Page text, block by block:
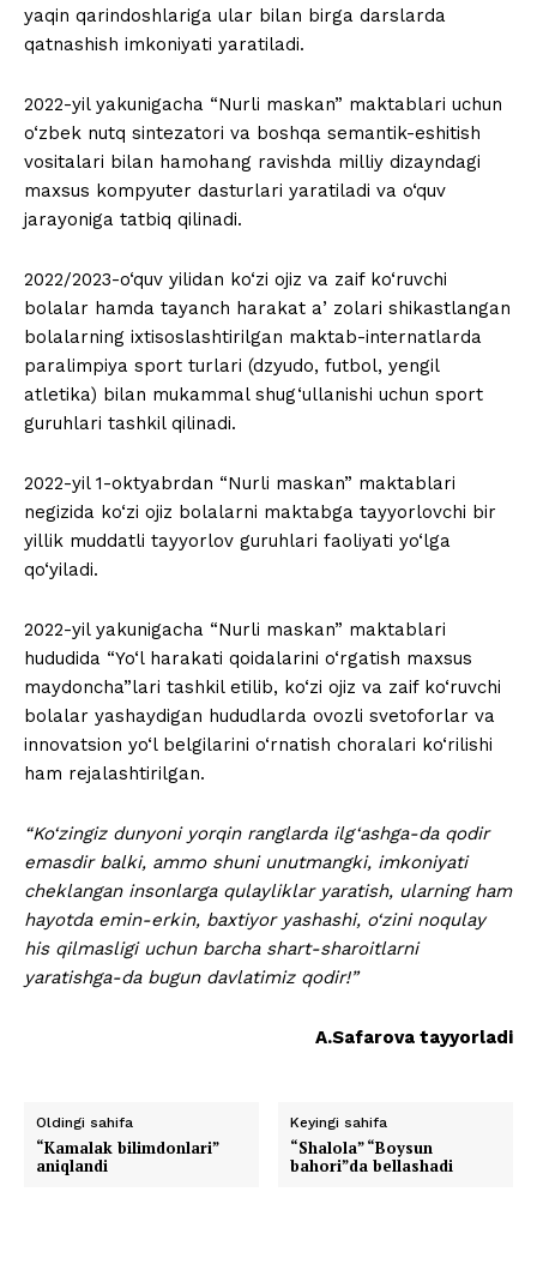
yaqin qarindoshlariga ular bilan birga darslarda
qatnashish imkoniyati yaratiladi.
2022-yil yakunigacha “Nurli maskan” maktablari uchun
o‘zbek nutq sintezatori va boshqa semantik-eshitish
vositalari bilan hamohang ravishda milliy dizayndagi
maxsus kompyuter dasturlari yaratiladi va o‘quv
jarayoniga tatbiq qilinadi.
2022/2023-o‘quv yilidan ko‘zi ojiz va zaif ko‘ruvchi
bolalar hamda tayanch harakat aʼzolari shikastlangan
bolalarning ixtisoslashtirilgan maktab-internatlarda
paralimpiya sport turlari (dzyudo, futbol, yengil
atletika) bilan mukammal shug‘ullanishi uchun sport
guruhlari tashkil qilinadi.
2022-yil 1-oktyabrdan “Nurli maskan” maktablari
negizida ko‘zi ojiz bolalarni maktabga tayyorlovchi bir
yillik muddatli tayyorlov guruhlari faoliyati yo‘lga
qo‘yiladi.
2022-yil yakunigacha “Nurli maskan” maktablari
hududida “Yo‘l harakati qoidalarini o‘rgatish maxsus
maydoncha”lari tashkil etilib, ko‘zi ojiz va zaif ko‘ruvchi
bolalar yashaydigan hududlarda ovozli svetoforlar va
innovatsion yo‘l belgilarini o‘rnatish choralari ko‘rilishi
ham rejalashtirilgan.
“Ko‘zingiz dunyoni yorqin ranglarda ilg‘ashga-da qodir
emasdir balki, ammo shuni unutmangki, imkoniyati
cheklangan insonlarga qulayliklar yaratish, ularning ham
hayotda emin-erkin, baxtiyor yashashi, o‘zini noqulay
his qilmasligi uchun barcha shart-sharoitlarni
yaratishga-da bugun davlatimiz qodir!”
A.Safarova tayyorladi
Oldingi sahifa
“Kamalak bilimdonlari”
aniqlandi
Keyingi sahifa
“Shalola” “Boysun
bahori”da bellashadi